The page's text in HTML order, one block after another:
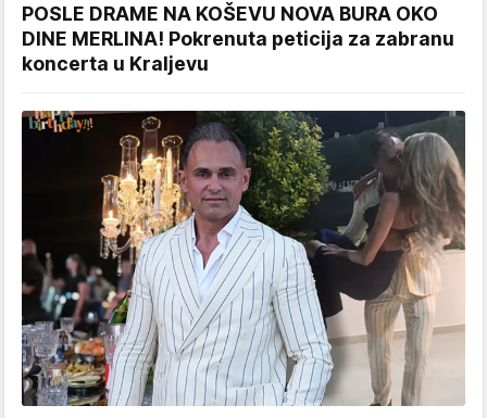
POSLE DRAME NA KOŠEVU NOVA BURA OKO
DINE MERLINA! Pokrenuta peticija za zabranu
koncerta u Kraljevu